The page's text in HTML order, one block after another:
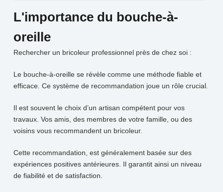
L'importance du bouche-à-
oreille
Rechercher un bricoleur professionnel près de chez soi :
Le bouche-à-oreille se révèle comme une méthode fiable et
efficace. Ce système de recommandation joue un rôle crucial.
Il est souvent le choix d’un artisan compétent pour vos
travaux. Vos amis, des membres de votre famille, ou des
voisins vous recommandent un bricoleur.
Cette recommandation, est généralement basée sur des
expériences positives antérieures. Il garantit ainsi un niveau
de fiabilité et de satisfaction.